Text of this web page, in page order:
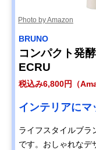
Photo by Amazon
BRUNO
コンパクト発
ECRU
税込み6,800円（
インテリアにマ
ライフスタイルブラ
です。おしゃれなデ